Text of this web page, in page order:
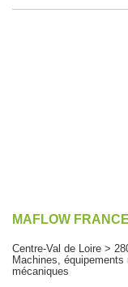
MAFLOW
Centre-Val de Loire >
Machines,
mécaniques